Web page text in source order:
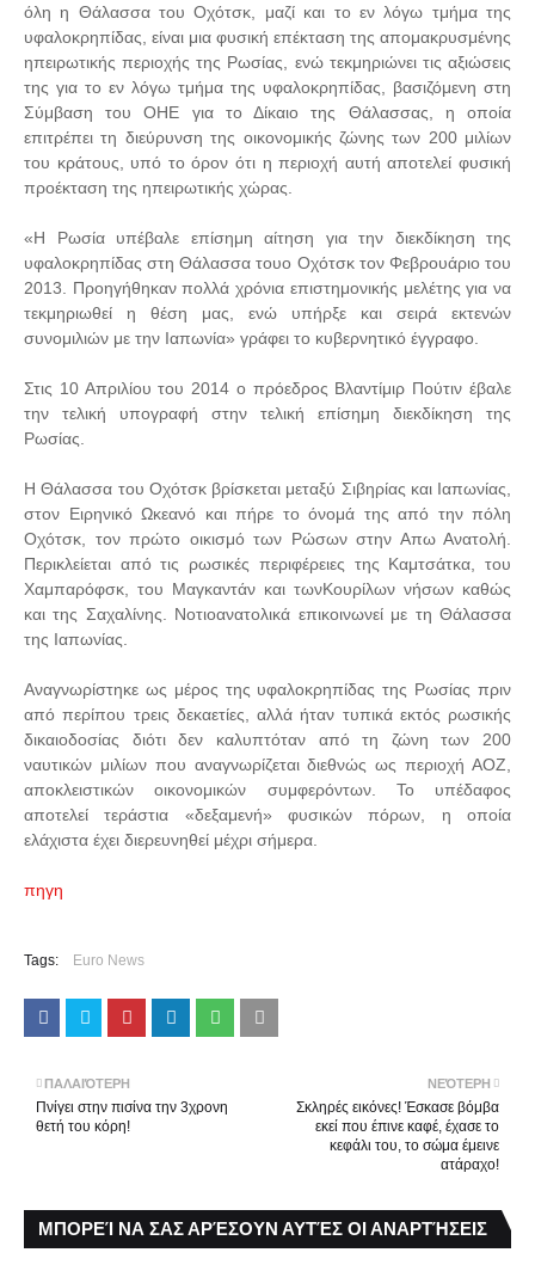
όλη η Θάλασσα του Οχότσκ, μαζί και το εν λόγω τμήμα της
υφαλοκρηπίδας, είναι μια φυσική επέκταση της απομακρυσμένης
ηπειρωτικής περιοχής της Ρωσίας, ενώ τεκμηριώνει τις αξιώσεις
της για το εν λόγω τμήμα της υφαλοκρηπίδας, βασιζόμενη στη
Σύμβαση του ΟΗΕ για το Δίκαιο της Θάλασσας, η οποία
επιτρέπει τη διεύρυνση της οικονομικής ζώνης των 200 μιλίων
του κράτους, υπό το όρον ότι η περιοχή αυτή αποτελεί φυσική
προέκταση της ηπειρωτικής χώρας.
«Η Ρωσία υπέβαλε επίσημη αίτηση για την διεκδίκηση της
υφαλοκρηπίδας στη Θάλασσα τουο Οχότσκ τον Φεβρουάριο του
2013. Προηγήθηκαν πολλά χρόνια επιστημονικής μελέτης για να
τεκμηριωθεί η θέση μας, ενώ υπήρξε και σειρά εκτενών
συνομιλιών με την Ιαπωνία» γράφει το κυβερνητικό έγγραφο.
Στις 10 Απριλίου του 2014 ο πρόεδρος Βλαντίμιρ Πούτιν έβαλε
την τελική υπογραφή στην τελική επίσημη διεκδίκηση της
Ρωσίας.
Η Θάλασσα του Οχότσκ βρίσκεται μεταξύ Σιβηρίας και Ιαπωνίας,
στον Ειρηνικό Ωκεανό και πήρε το όνομά της από την πόλη
Οχότσκ, τον πρώτο οικισμό των Ρώσων στην Απω Ανατολή.
Περικλείεται από τις ρωσικές περιφέρειες της Καμτσάτκα, του
Χαμπαρόφσκ, του Μαγκαντάν και τωνΚουρίλων νήσων καθώς
και της Σαχαλίνης. Νοτιοανατολικά επικοινωνεί με τη Θάλασσα
της Ιαπωνίας.
Αναγνωρίστηκε ως μέρος της υφαλοκρηπίδας της Ρωσίας πριν
από περίπου τρεις δεκαετίες, αλλά ήταν τυπικά εκτός ρωσικής
δικαιοδοσίας διότι δεν καλυπτόταν από τη ζώνη των 200
ναυτικών μιλίων που αναγνωρίζεται διεθνώς ως περιοχή ΑΟΖ,
αποκλειστικών οικονομικών συμφερόντων. Το υπέδαφος
αποτελεί τεράστια «δεξαμενή» φυσικών πόρων, η οποία
ελάχιστα έχει διερευνηθεί μέχρι σήμερα.
πηγη
Tags: Euro News
ΝΕΌΤΕΡΗ
Σκληρές εικόνες! Έσκασε βόμβα
εκεί που έπινε καφέ, έχασε το
κεφάλι του, το σώμα έμεινε
ατάραχο!
ΠΑΛΑΙΌΤΕΡΗ
Πνίγει στην πισίνα την 3χρονη
θετή του κόρη!
ΜΠΟΡΕΊ ΝΑ ΣΑΣ ΑΡΈΣΟΥΝ ΑΥΤΈΣ ΟΙ ΑΝΑΡΤΉΣΕΙΣ